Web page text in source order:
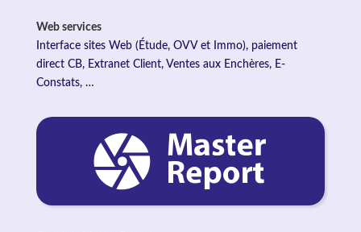
Web services
Interface sites Web (Étude, OVV et Immo), paiement
direct CB, Extranet Client, Ventes aux Enchères, E-
Constats, …